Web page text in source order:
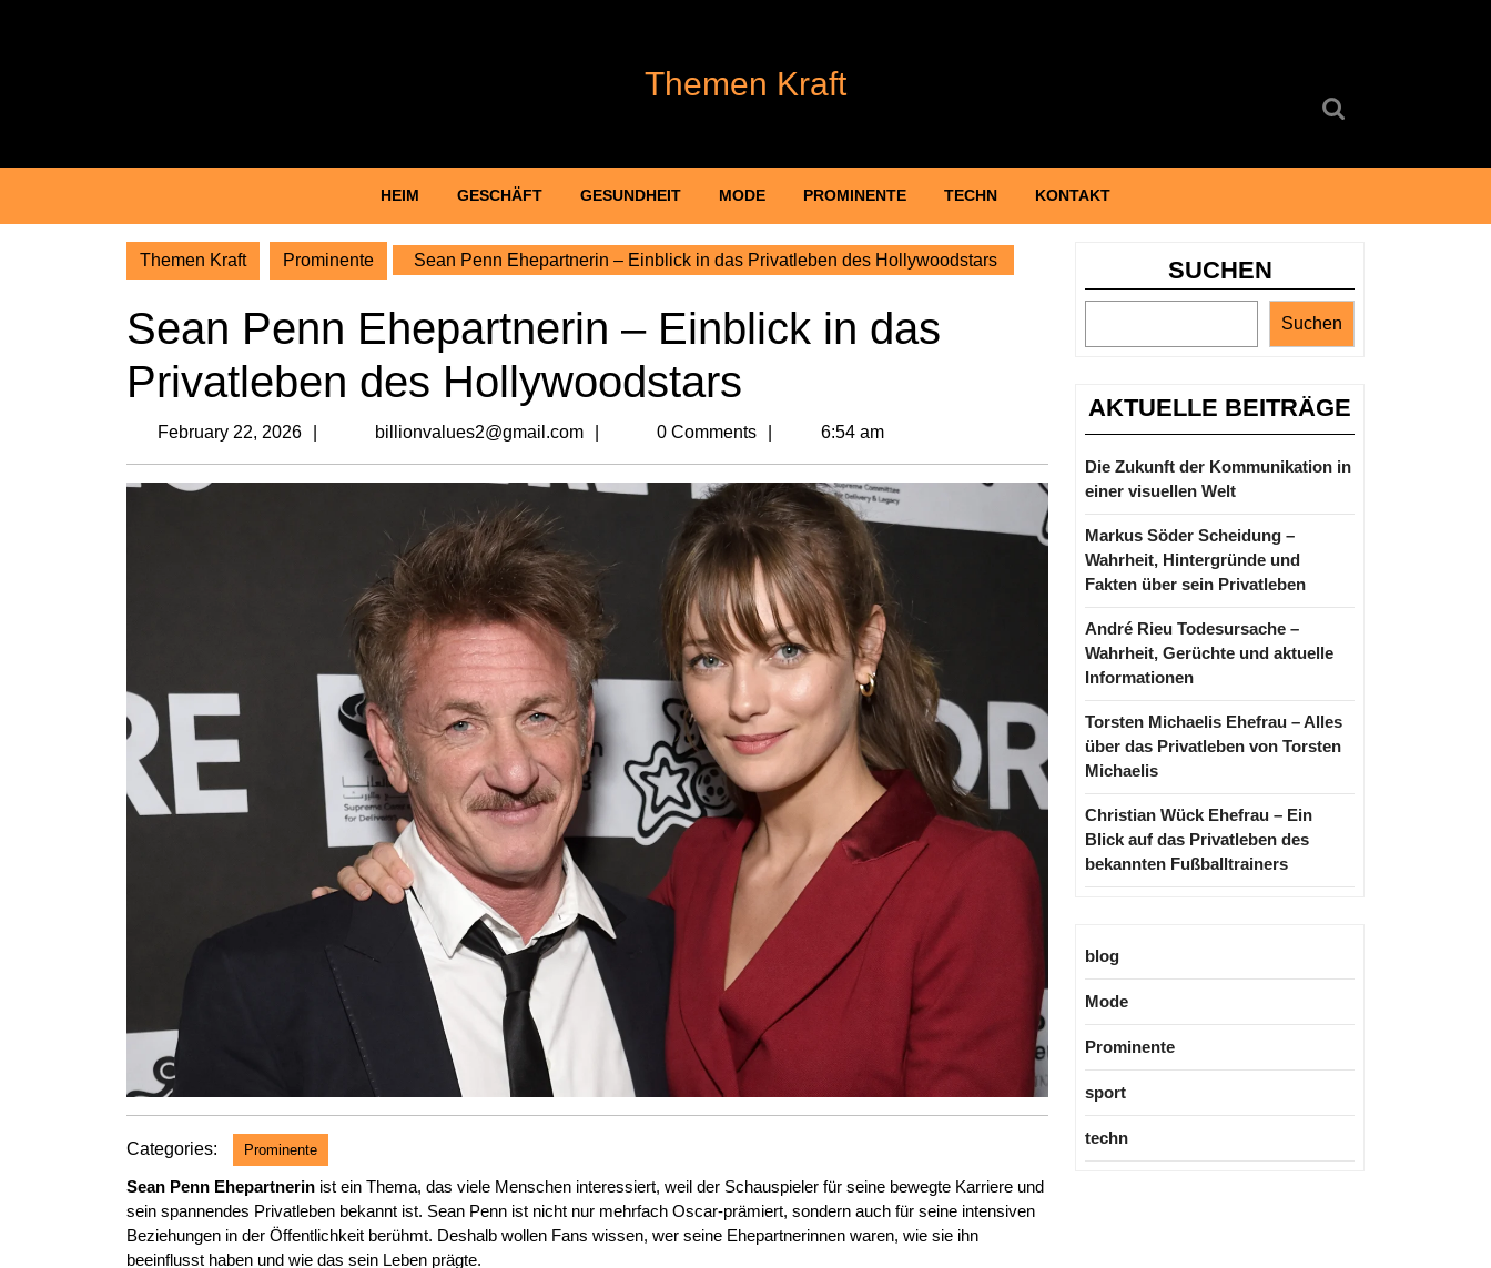
Themen Kraft
HEIM GESCHÄFT GESUNDHEIT MODE PROMINENTE TECHN KONTAKT
Themen Kraft Prominente Sean Penn Ehepartnerin – Einblick in das Privatleben des Hollywoodstars
Sean Penn Ehepartnerin – Einblick in das
Privatleben des Hollywoodstars
February 22, 2026
February
2026
billionvalues2@gmail.com billionvalues2@gmail.com
0 Comments 6:54 am
Categories: Prominente
Sean Penn Ehepartnerin ist ein Thema, das viele Menschen interessiert, weil der Schauspieler für seine bewegte Karriere und
sein spannendes Privatleben bekannt ist. Sean Penn ist nicht nur mehrfach Oscar-prämiert, sondern auch für seine intensiven
Beziehungen in der Öffentlichkeit berühmt. Deshalb wollen Fans wissen, wer seine Ehepartnerinnen waren, wie sie ihn
beeinflusst haben und wie das sein Leben prägte.
SUCHEN
Suchen
AKTUELLE BEITRÄGE
Die Zukunft der Kommunikation in
einer visuellen Welt
Markus Söder Scheidung –
Wahrheit, Hintergründe und
Fakten über sein Privatleben
André Rieu Todesursache –
Wahrheit, Gerüchte und aktuelle
Informationen
Torsten Michaelis Ehefrau – Alles
über das Privatleben von Torsten
Michaelis
Christian Wück Ehefrau – Ein
Blick auf das Privatleben des
bekannten Fußballtrainers
blog
Mode
Prominente
sport
techn